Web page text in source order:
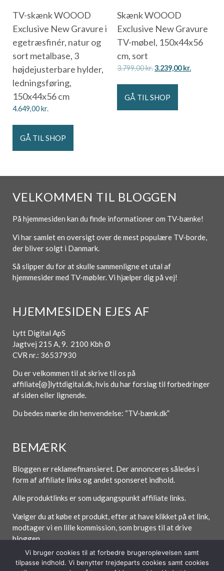
TV-skænk WOOOD
Exclusive New Gravure i
egetræsfinér, natur og
sort metalbase, 3
højdejusterbare hylder,
ledningsføring,
150x44x56 cm
4.649,00kr.
GÅ TIL SHOP
Skænk WOOOD
Exclusive New Gravure
TV-møbel, 150x44x56
cm, sort
3.799,00kr.3.239,00kr.
GÅ TIL SHOP
VELKOMMEN TIL BLOGGEN
På hjemmesiden kan du finde informationer om TV-bænke!
Vi har samlet en oversigt over de mest populære TV-borde,
der bliver solgt i Danmark.
Så slipper du for at skulle sammenligne et utal af
hjemmesider med TV-møbler. Vi hjælper dig på vej!
HJEMMESIDEN EJES AF
Lytt Digital ApS
Jagtvej 215 A, 9. 2100 Kbh Ø
CVR nr.: 36537930
Du er velkommen til at skrive til os på
affiliate[@]lyttdigital.dk, hvis du har forslag til forbedringer
af siden eller lignende.
Du bedes mærke din henvendelse: “TV-bænk.dk”
BEMÆRK
Bloggen er reklamefinansieret. Der annonceres således i
form af affiliate links og andet sponseret indhold.
Alle produktlinks er som udgangspunkt affiliate links.
Vælger du at købe et produkt, efter at have klikket på et link,
modtager vi en lille kommission, som bruges til at drive
bloggen.
Vi bruger cookies til at forbedre brugeroplevelsen samt
tilpasse indhold. Vi benytter trejdeparts cookies samt cookies